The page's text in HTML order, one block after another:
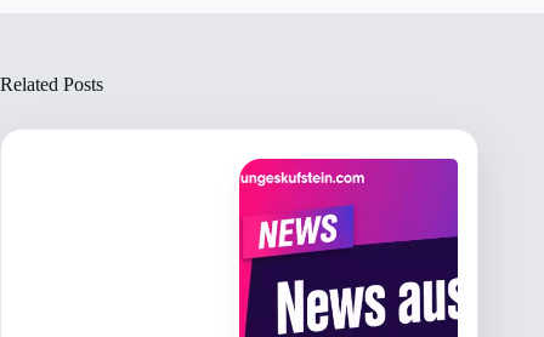
Related Posts